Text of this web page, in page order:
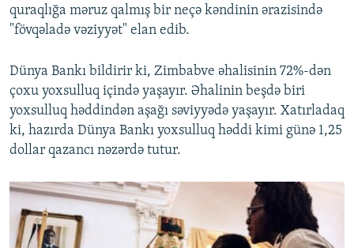
quraqlığa məruz qalmış bir neçə kəndinin ərazisində
"fövqəladə vəziyyət" elan edib.
Dünya Bankı bildirir ki, Zimbabve əhalisinin 72%-dən
çoxu yoxsulluq içində yaşayır. Əhalinin beşdə biri
yoxsulluq həddindən aşağı səviyyədə yaşayır. Xatırladaq
ki, hazırda Dünya Bankı yoxsulluq həddi kimi günə 1,25
dollar qazancı nəzərdə tutur.